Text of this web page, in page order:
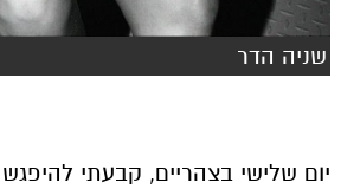
שניה הדר
יום שלישי בצהריים, קבעתי